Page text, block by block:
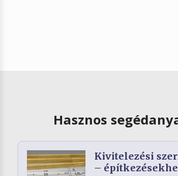
Hasznos
Kivitelezési
–